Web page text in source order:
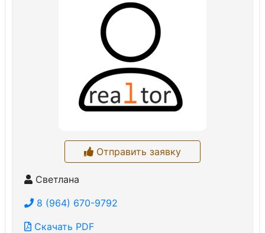
Отправить заявку
Светлана
8 (964) 670-9792
Скачать PDF